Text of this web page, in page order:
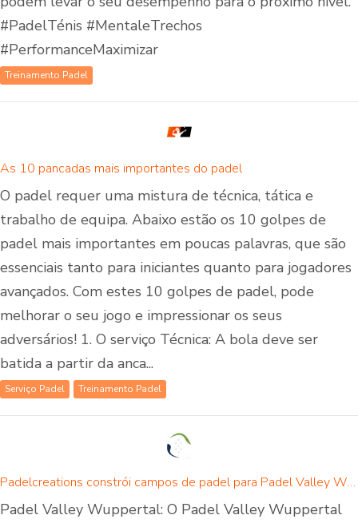
#PadelTénis #MentaleTrechos
#PerformanceMaximizar
Treinamento Padel
As 10 pancadas mais importantes do padel
O padel requer uma mistura de técnica, tática e
trabalho de equipa. Abaixo estão os 10 golpes de
padel mais importantes em poucas palavras, que são
essenciais tanto para iniciantes quanto para jogadores
avançados. Com estes 10 golpes de padel, pode
melhorar o seu jogo e impressionar os seus
adversários! 1. O serviço Técnica: A bola deve ser
batida a partir da anca...
Serviço Padel Treinamento Padel
Padelcreations constrói campos de padel para Padel Valley Wuppertal - abertura a 01 de setembro de 2024
Padel Valley Wuppertal: O Padel Valley Wuppertal